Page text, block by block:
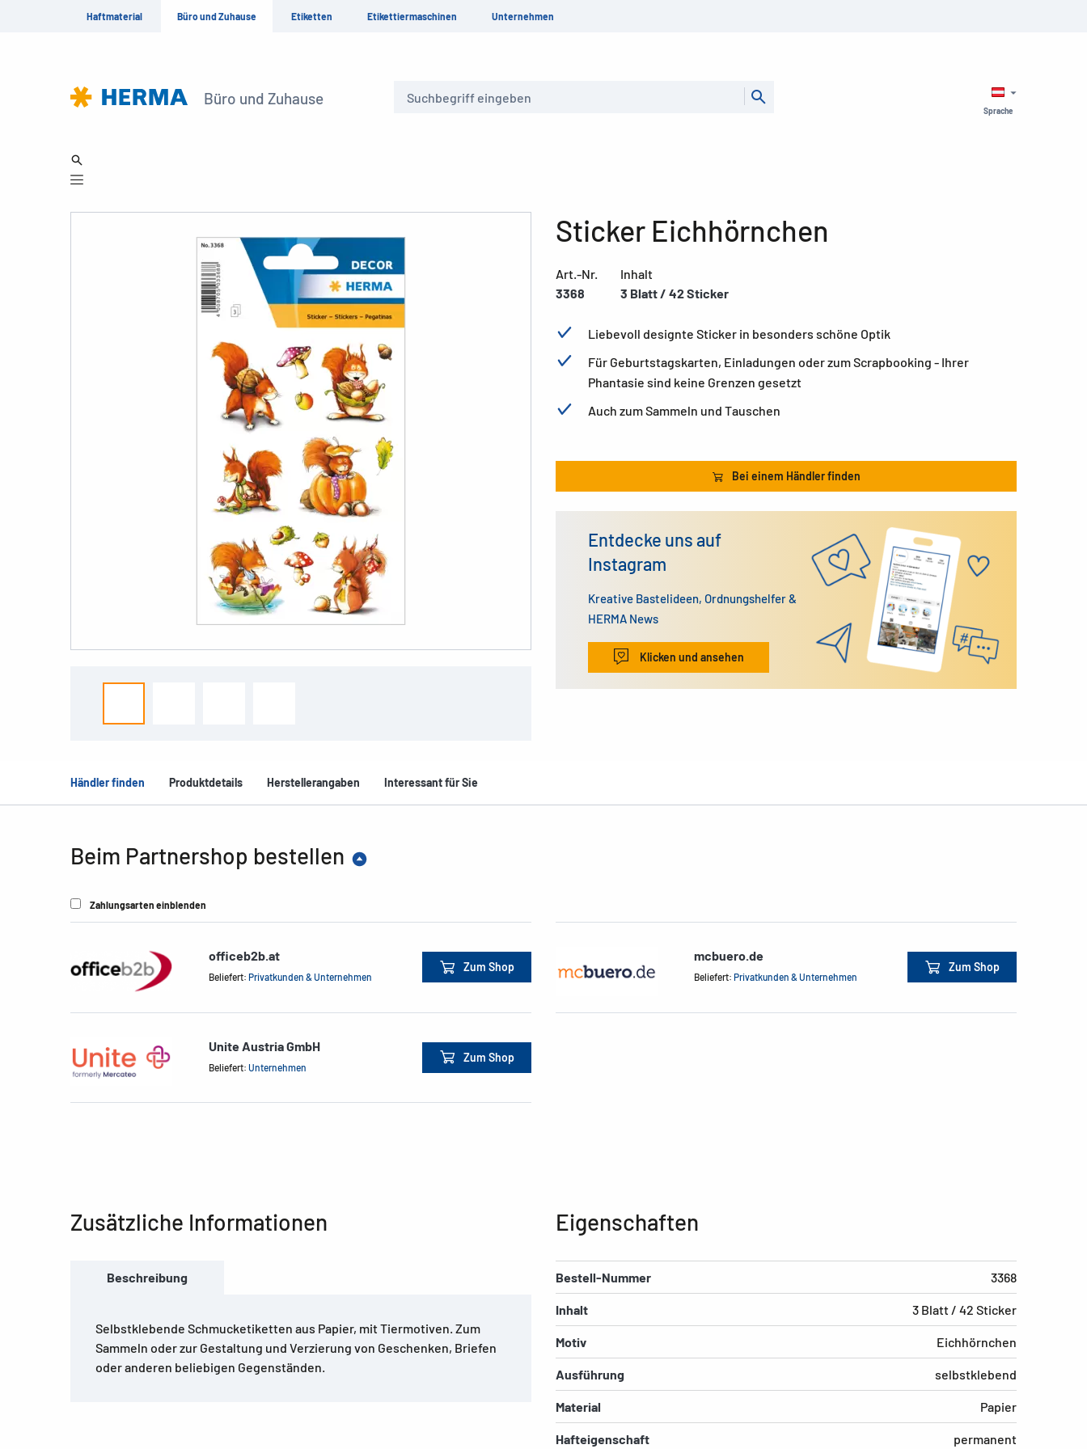
Haftmaterial Büro und Zuhause Etiketten Etikettiermaschinen Unternehmen
Büro und Zuhause
Sprache
Sticker Eichhörnchen
Art.-Nr.
3368
Inhalt
3 Blatt / 42 Sticker
Liebevoll designte Sticker in besonders schöne Optik
Für Geburtstagskarten, Einladungen oder zum Scrapbooking - Ihrer
Phantasie sind keine Grenzen gesetzt
Auch zum Sammeln und Tauschen
Bei einem Händler finden
Entdecke uns auf
Instagram
Kreative Bastelideen, Ordnungshelfer &
HERMA News
Klicken und ansehen
Händler finden Produktdetails Herstellerangaben Interessant für Sie
Beim Partnershop bestellen
Zahlungsarten einblenden
officeb2b.at
Beliefert: Privatkunden & Unternehmen
Zum Shop
mcbuero.de
Beliefert: Privatkunden & Unternehmen
Zum Shop
Unite Austria GmbH
Beliefert: Unternehmen
Zum Shop
Zusätzliche Informationen
Beschreibung
Selbstklebende Schmucketiketten aus Papier, mit Tiermotiven. Zum
Sammeln oder zur Gestaltung und Verzierung von Geschenken, Briefen
oder anderen beliebigen Gegenständen.
Eigenschaften
Bestell-Nummer 3368
Inhalt 3 Blatt / 42 Sticker
Motiv Eichhörnchen
Ausführung selbstklebend
Material Papier
Hafteigenschaft permanent